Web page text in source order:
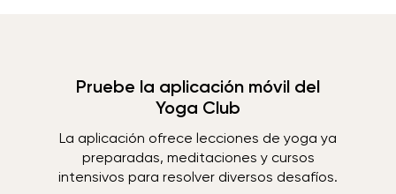
Pruebe la aplicación móvil del
Yoga Club
La aplicación ofrece lecciones de yoga ya
preparadas, meditaciones y cursos
intensivos para resolver diversos desafíos.